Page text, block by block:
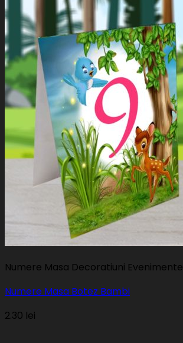
Numere Masa Decoratiuni Evenimente
Numere Masa Botez Bambi
2.30 lei